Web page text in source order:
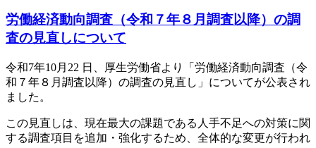
労働経済動向調査（令和７年８月調査以降）の調
査の見直しについて
令和7年10月22 日、厚生労働省より「労働経済動向調査（令
和７年８月調査以降）の調査の見直し」についてが公表され
ました。
この見直しは、現在最大の課題である人手不足への対策に関
する調査項目を追加・強化するため、全体的な変更が行われ